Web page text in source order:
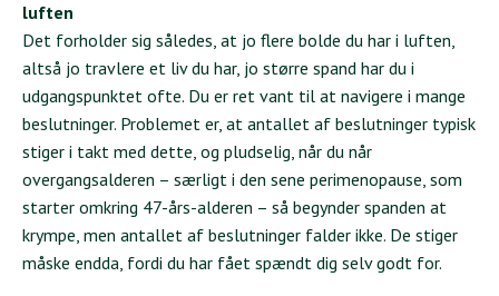
luften
Det forholder sig således, at jo flere bolde du har i luften,
altså jo travlere et liv du har, jo større spand har du i
udgangspunktet ofte. Du er ret vant til at navigere i mange
beslutninger. Problemet er, at antallet af beslutninger typisk
stiger i takt med dette, og pludselig, når du når
overgangsalderen – særligt i den sene perimenopause, som
starter omkring 47-års-alderen – så begynder spanden at
krympe, men antallet af beslutninger falder ikke. De stiger
måske endda, fordi du har fået spændt dig selv godt for.